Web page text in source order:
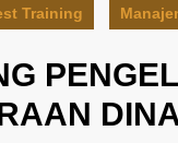
Training